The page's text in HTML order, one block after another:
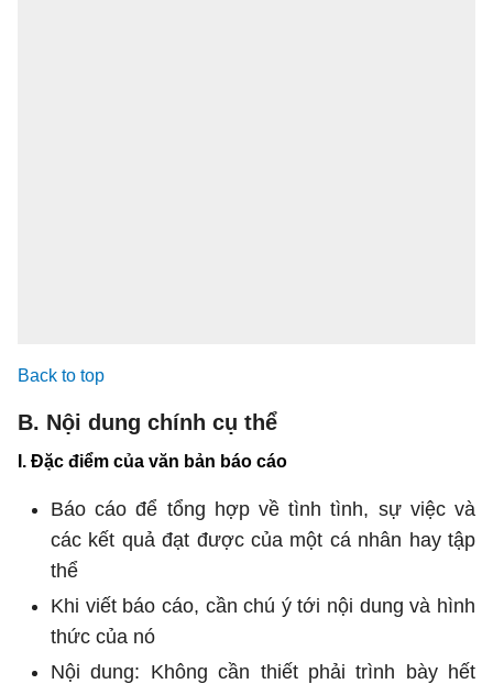
Back to top
B. Nội dung chính cụ thể
I. Đặc điểm của văn bản báo cáo
Báo cáo để tổng hợp về tình tình, sự việc và
các kết quả đạt được của một cá nhân hay tập
thể
Khi viết báo cáo, cần chú ý tới nội dung và hình
thức của nó
Nội dung: Không cần thiết phải trình bày hết